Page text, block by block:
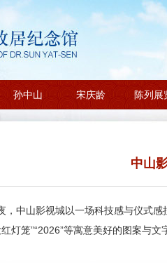
孙中山 宋庆龄 陈列展
中山
，中山影视城以一场科技感与仪式
红灯笼”“2026”等寓意美好的图案与